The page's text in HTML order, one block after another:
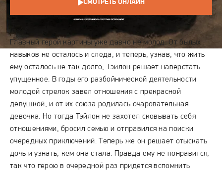
СМОТРЕТЬ ОНЛАЙН
Главный герой картины уже давно не молод. От былых
навыков не осталось и следа, и теперь, узнав, что жить
ему осталось не так долго, Тэйлон решает наверстать
упущенное. В годы его разбойнической деятельности
молодой стрелок завел отношения с прекрасной
девушкой, и от их союза родилась очаровательная
девочка. Но тогда Тэйлон не захотел сковывать себя
отношениями, бросил семью и отправился на поиски
очередных приключений. Теперь же он решает отыскать
дочь и узнать, кем она стала. Правда ему не понравится,
так что герою в очередной раз придется вспомнить